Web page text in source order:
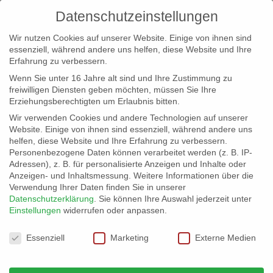
info@erfolgreich-events.de
+4940 46 777 230
Datenschutzeinstellungen
Wir nutzen Cookies auf unserer Website. Einige von ihnen sind
essenziell, während andere uns helfen, diese Website und Ihre
Erfahrung zu verbessern.
Wenn Sie unter 16 Jahre alt sind und Ihre Zustimmung zu
freiwilligen Diensten geben möchten, müssen Sie Ihre
Erziehungsberechtigten um Erlaubnis bitten.
Wir verwenden Cookies und andere Technologien auf unserer
Website. Einige von ihnen sind essenziell, während andere uns
helfen, diese Website und Ihre Erfahrung zu verbessern.
Personenbezogene Daten können verarbeitet werden (z. B. IP-
Adressen), z. B. für personalisierte Anzeigen und Inhalte oder
Anzeigen- und Inhaltsmessung. Weitere Informationen über die
Verwendung Ihrer Daten finden Sie in unserer
Datenschutzerklärung
Sie können Ihre Auswahl jederzeit unter
Einstellungen widerrufen oder anpassen.
Datenschutzeinstellungen
Essenziell Marketing Externe Medien